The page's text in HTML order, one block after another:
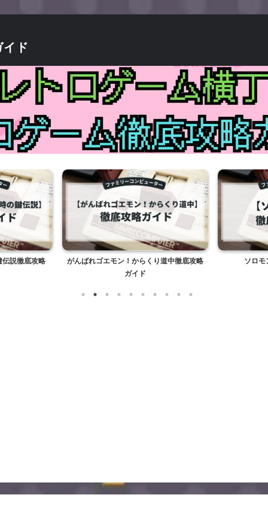
ド
モン！からくり道中徹底攻略
ソロモンの鍵徹底攻略ガイド